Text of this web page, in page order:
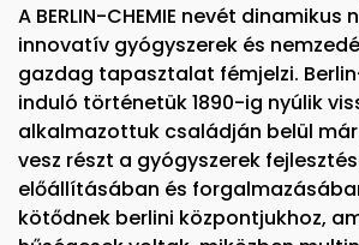
A BERLIN-CHEMIE nevét dinamikus
innovatív gyógyszerek és
gazdag tapasztalat fémjelzi.
induló történetük 1890-ig nyúlik
alkalmazottuk családján belül
vesz részt a gyógyszerek
előállításában és
kötődnek berlini központjukhoz,